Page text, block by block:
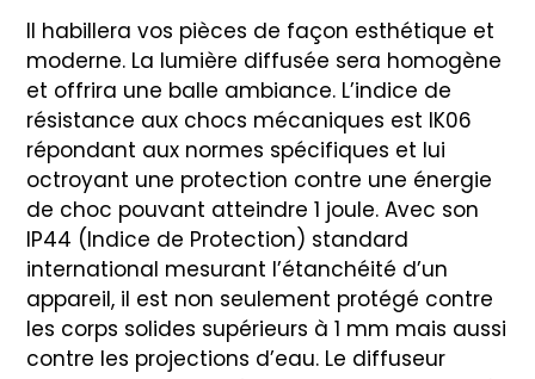
Il habillera vos pièces de façon esthétique et
moderne. La lumière diffusée sera homogène
et offrira une balle ambiance. L’indice de
résistance aux chocs mécaniques est IK06
répondant aux normes spécifiques et lui
octroyant une protection contre une énergie
de choc pouvant atteindre 1 joule. Avec son
IP44 (Indice de Protection) standard
international mesurant l’étanchéité d’un
appareil, il est non seulement protégé contre
les corps solides supérieurs à 1 mm mais aussi
contre les projections d’eau. Le diffuseur